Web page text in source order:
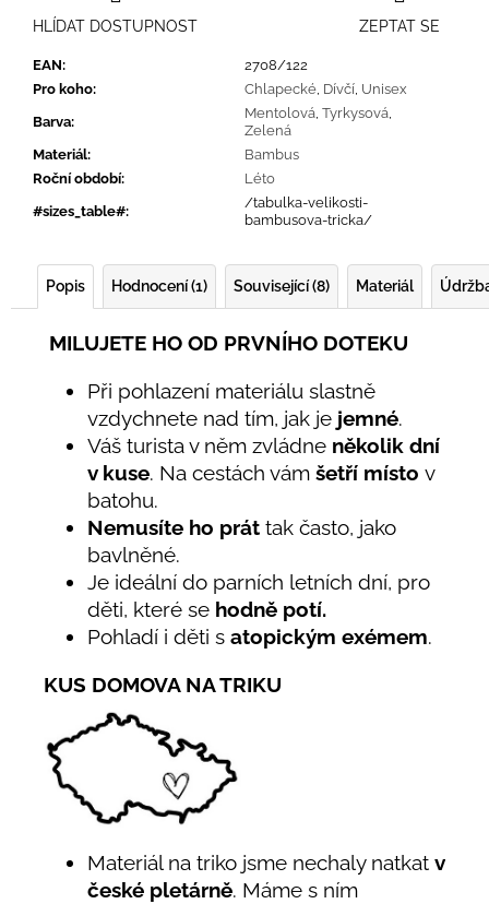
EAN:
2708/122
Pro koho: Chlapecké, Dívčí, Unisex
Barva:
Mentolová, Tyrkysová,
Zelená
Materiál:
Bambus
Roční období:
Léto
#sizes_table#:
/tabulka-velikosti-
bambusova-tricka/
ZEPTAT SE
HLÍDAT DOSTUPNOST
Popis Hodnocení (1) Související (8) Materiál
MILUJETE HO OD PRVNÍHO DOTEKU
Při pohlazení materiálu slastně
vzdychnete nad tím, jak je jemné.
Váš turista v něm zvládne několik dní
v kuse. Na cestách vám šetří místo v
batohu.
Nemusíte ho prát tak často, jako
bavlněné.
Je ideální do parních letních dní, pro
děti, které se hodně potí.
Pohladí i děti s atopickým exémem.
KUS DOMOVA NA TRIKU
Materiál na triko jsme nechaly natkat v
české pletárně. Máme s ním